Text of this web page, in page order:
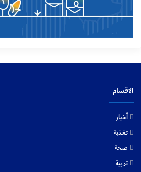
الاقسام
أخبار
تغذية
صحة
تربية